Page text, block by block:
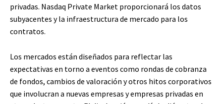
privadas. Nasdaq Private Market proporcionará los datos
subyacentes y la infraestructura de mercado para los
contratos.
Los mercados están diseñados para reflectar las
expectativas en torno a eventos como rondas de cobranza
de fondos, cambios de valoración y otros hitos corporativos
que involucran a nuevas empresas y empresas privadas en